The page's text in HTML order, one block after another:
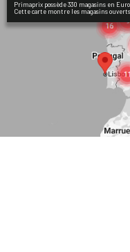
Primaprix possède 330 magasins en
Cette carte montre les magasins